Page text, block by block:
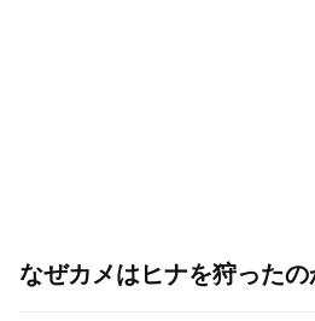
なぜカメはヒナを狩ったの